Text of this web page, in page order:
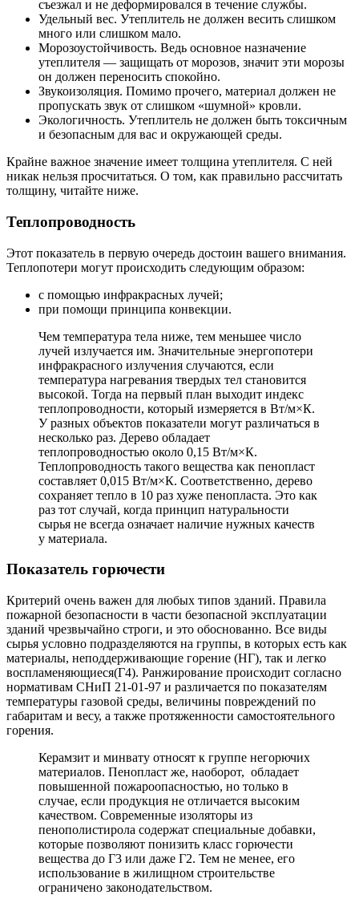
съезжал и не деформировался в течение службы.
Удельный вес. Утеплитель не должен весить слишком
много или слишком мало.
Морозоустойчивость. Ведь основное назначение
утеплителя — защищать от морозов, значит эти морозы
он должен переносить спокойно.
Звукоизоляция. Помимо прочего, материал должен не
пропускать звук от слишком «шумной» кровли.
Экологичность. Утеплитель не должен быть токсичным
и безопасным для вас и окружающей среды.
Крайне важное значение имеет толщина утеплителя. С ней
никак нельзя просчитаться. О том, как правильно рассчитать
толщину, читайте ниже.
Теплопроводность
Этот показатель в первую очередь достоин вашего внимания.
Теплопотери могут происходить следующим образом:
с помощью инфракрасных лучей;
при помощи принципа конвекции.
Чем температура тела ниже, тем меньшее число
лучей излучается им. Значительные энергопотери
инфракрасного излучения случаются, если
температура нагревания твердых тел становится
высокой. Тогда на первый план выходит индекс
теплопроводности, который измеряется в Вт/м×К.
У разных объектов показатели могут различаться в
несколько раз. Дерево обладает
теплопроводностью около 0,15 Вт/м×К.
Теплопроводность такого вещества как пенопласт
составляет 0,015 Вт/м×К. Соответственно, дерево
сохраняет тепло в 10 раз хуже пенопласта. Это как
раз тот случай, когда принцип натуральности
сырья не всегда означает наличие нужных качеств
у материала.
Показатель горючести
Критерий очень важен для любых типов зданий. Правила
пожарной безопасности в части безопасной эксплуатации
зданий чрезвычайно строги, и это обоснованно. Все виды
сырья условно подразделяются на группы, в которых есть как
материалы, неподдерживающие горение (НГ), так и легко
воспламеняющиеся(Г4). Ранжирование происходит согласно
нормативам СНиП 21-01-97 и различается по показателям
температуры газовой среды, величины повреждений по
габаритам и весу, а также протяженности самостоятельного
горения.
Керамзит и минвату относят к группе негорючих
материалов. Пенопласт же, наоборот, обладает
повышенной пожароопасностью, но только в
случае, если продукция не отличается высоким
качеством. Современные изоляторы из
пенополистирола содержат специальные добавки,
которые позволяют понизить класс горючести
вещества до Г3 или даже Г2. Тем не менее, его
использование в жилищном строительстве
ограничено законодательством.